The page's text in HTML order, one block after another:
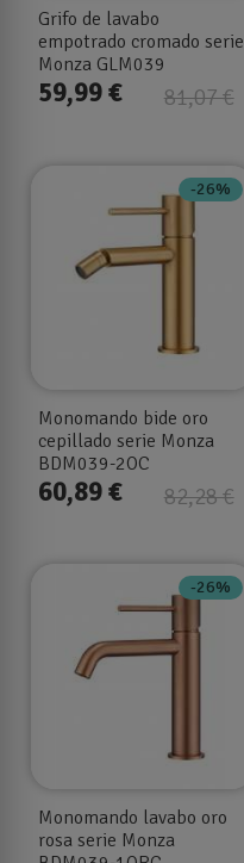
Grifo de lavabo
empotrado cromado serie
Monza GLM039
81,07 €
59,99 €
-26%
Monomando bide oro
cepillado serie Monza
BDM039-2OC
82,28 €
60,89 €
-26%
Monomando lavabo oro
rosa serie Monza